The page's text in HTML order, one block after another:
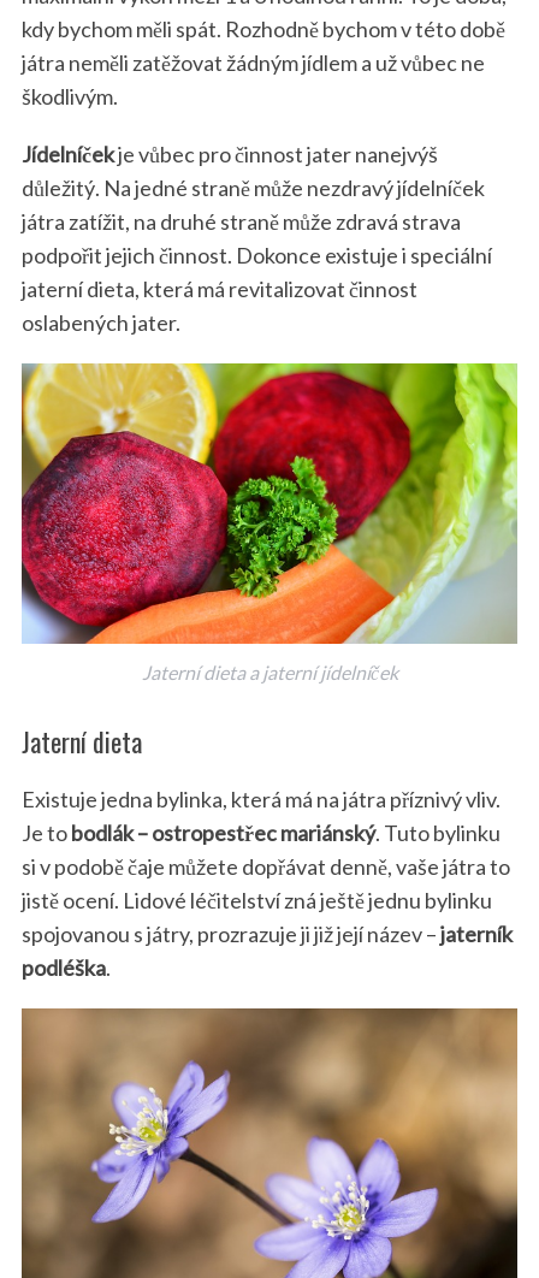
kdy bychom měli spát. Rozhodně bychom v této době
játra neměli zatěžovat žádným jídlem a už vůbec ne
škodlivým.
Jídelníčekje vůbec pro činnost jater nanejvýš
důležitý. Na jedné straně může nezdravý jídelníček
játra zatížit, na druhé straně může zdravá strava
podpořit jejich činnost. Dokonce existuje i speciální
jaterní dieta, která má revitalizovat činnost
oslabených jater.
Jaterní dieta a jaterní jídelníček
Jaterní dieta
Existuje jedna bylinka, která má na játra příznivý vliv.
Je tobodlák – ostropestřec mariánský. Tuto bylinku
si v podobě čaje můžete dopřávat denně, vaše játra to
jistě ocení. Lidové léčitelství zná ještě jednu bylinku
spojovanou s játry, prozrazuje ji již její název –jaterník
podléška.